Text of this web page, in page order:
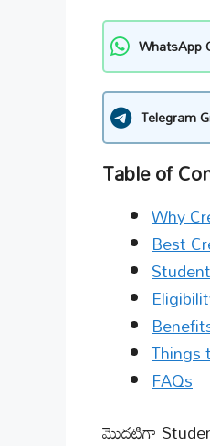
WhatsApp
Telegram
Table of
Why
Best
Things
FAQs
మొదటిగా